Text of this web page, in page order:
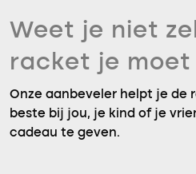
Weet je niet
racket je moet
Onze aanbeveler helpt je de
beste bij jou, je kind of je
cadeau te geven.